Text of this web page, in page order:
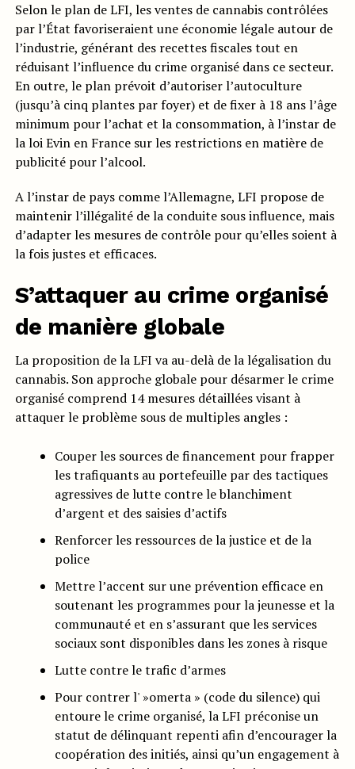
Selon le plan de LFI, les ventes de cannabis contrôlées
par l’État favoriseraient une économie légale autour de
l’industrie, générant des recettes fiscales tout en
réduisant l’influence du crime organisé dans ce secteur.
En outre, le plan prévoit d’autoriser l’autoculture
(jusqu’à cinq plantes par foyer) et de fixer à 18 ans l’âge
minimum pour l’achat et la consommation, à l’instar de
la loi Evin en France sur les restrictions en matière de
publicité pour l’alcool.
A l’instar de pays comme l’Allemagne, LFI propose de
maintenir l’illégalité de la conduite sous influence, mais
d’adapter les mesures de contrôle pour qu’elles soient à
la fois justes et efficaces.
S’attaquer au crime organisé
de manière globale
La proposition de la LFI va au-delà de la légalisation du
cannabis. Son approche globale pour désarmer le crime
organisé comprend 14 mesures détaillées visant à
attaquer le problème sous de multiples angles :
Couper les sources de financement pour frapper
les trafiquants au portefeuille par des tactiques
agressives de lutte contre le blanchiment
d’argent et des saisies d’actifs
Renforcer les ressources de la justice et de la
police
Mettre l’accent sur une prévention efficace en
soutenant les programmes pour la jeunesse et la
communauté et en s’assurant que les services
sociaux sont disponibles dans les zones à risque
Lutte contre le trafic d’armes
Pour contrer l' »omerta » (code du silence) qui
entoure le crime organisé, la LFI préconise un
statut de délinquant repenti afin d’encourager la
coopération des initiés, ainsi qu’un engagement à